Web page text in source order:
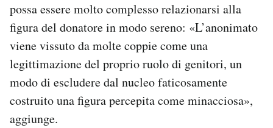
possa essere molto complesso relazionarsi alla
figura del donatore in modo sereno: «L’anonimato
viene vissuto da molte coppie come una
legittimazione del proprio ruolo di genitori, un
modo di escludere dal nucleo faticosamente
costruito una figura percepita come minacciosa»,
aggiunge.